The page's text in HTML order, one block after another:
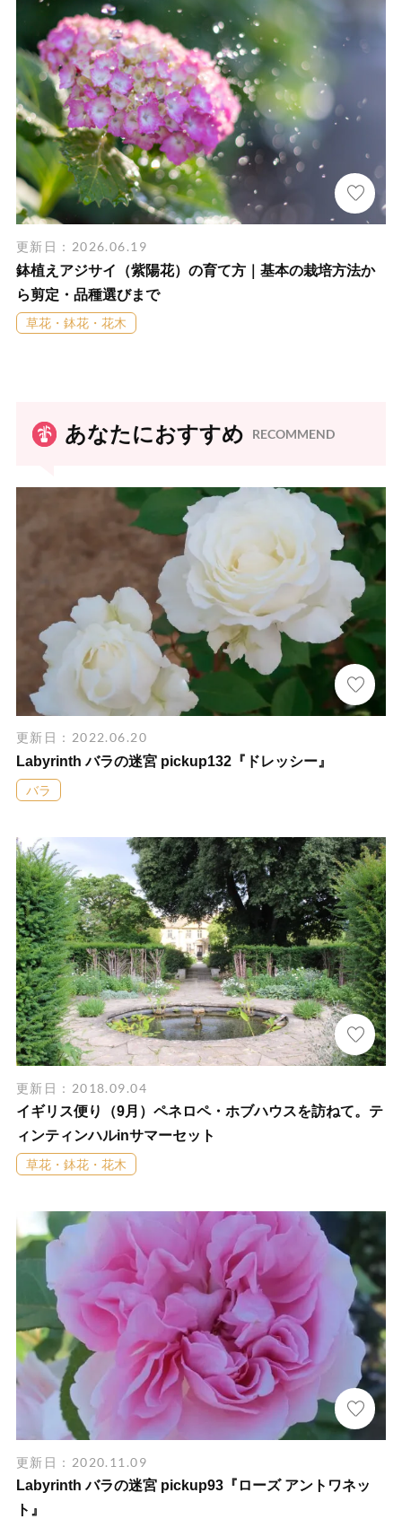
更新日：2026.06.19
鉢植えアジサイ（紫陽花）の育て方｜基本の栽培方法か
ら剪定・品種選びまで
草花・鉢花・花木
あなたにおすすめ RECOMMEND
更新日：2022.06.20
Labyrinth バラの迷宮 pickup132『ドレッシー』
バラ
更新日：2018.09.04
イギリス便り（9月）ペネロペ・ホブハウスを訪ねて。テ
ィンティンハルinサマーセット
草花・鉢花・花木
更新日：2020.11.09
Labyrinth バラの迷宮 pickup93『ローズ アントワネッ
ト』